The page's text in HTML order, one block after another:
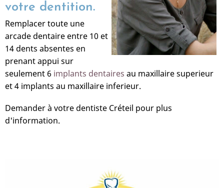
votre dentition.
Remplacer toute une
arcade dentaire entre 10 et
14 dents absentes en
prenant appui sur
seulement 6 implants dentaires au maxillaire superieur
et 4 implants au maxillaire inferieur.
Demander à votre dentiste Créteil pour plus
d'information.